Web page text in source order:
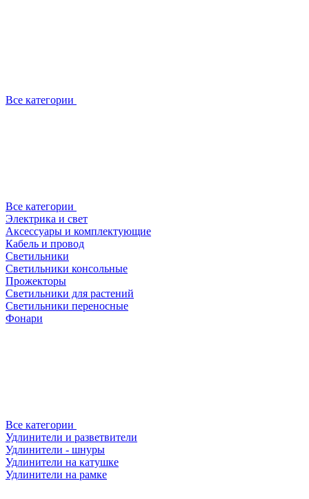
Все категории
Все категории
Электрика и свет
Аксессуары и комплектующие
Кабель и провод
Светильники
Светильники консольные
Прожекторы
Светильники для растений
Светильники переносные
Фонари
Все категории
Удлинители и разветвители
Удлинители - шнуры
Удлинители на катушке
Удлинители на рамке